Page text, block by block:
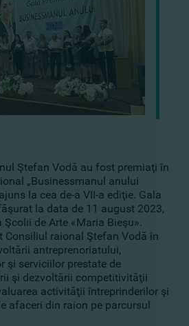
Ştefan Vodă au fost premiaţi în
„Businessmanul anului
la cea de-a VII-a ediţie. Gala
la data de 11 august 2023,
de Arte «Maria Bieşu».
Consiliul raional Ştefan Vodă în
antreprenoriatului,
şi serviciilor prestate de
şi dezvoltării competitivităţii
activităţii întreprinderilor şi
afaceri din raion pe parcursul